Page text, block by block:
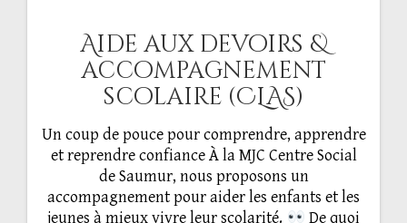
Aide aux devoirs &
accompagnement
scolaire (CLAS)
Un coup de pouce pour comprendre, apprendre
et reprendre confiance À la MJC Centre Social
de Saumur, nous proposons un
accompagnement pour aider les enfants et les
jeunes à mieux vivre leur scolarité.
De quoi